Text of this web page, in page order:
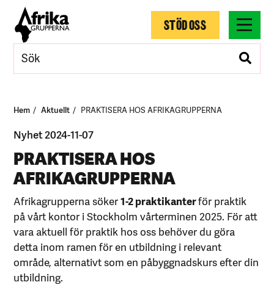
STÖD OSS
Hem Aktuellt PRAKTISERA HOS AFRIKAGRUPPERNA
Nyhet 2024-11-07
PRAKTISERA HOS
AFRIKAGRUPPERNA
Afrikagrupperna söker1-2 praktikanterför praktik
på vårt kontor i Stockholm vårterminen 2025. För att
vara aktuell för praktik hos oss behöver du göra
detta inom ramen för en utbildning i relevant
område, alternativt som en påbyggnadskurs efter din
utbildning.